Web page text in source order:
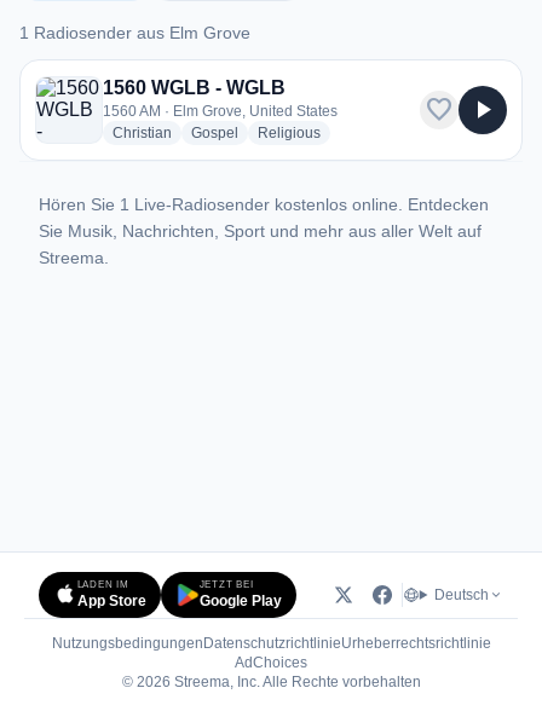
1 Radiosender aus Elm Grove
1 Radiosender aus Elm Grove
1560 WGLB - WGLB
1560 AM · Elm Grove, United States
Christian radio stations
Gospel radio stations
Religiousradio stations
favorite play_arrow
Hören Sie 1 Live-Radiosender kostenlos online. Entdecken
Sie Musik, Nachrichten, Sport und mehr aus aller Welt auf
Streema.
LADEN IM
App Store
JETZT BEI
Google Play Deutsch
Nutzungsbedingungen DatenschutzrichtlinieUrheberrechtsrichtlinie
AdChoices(öffnet in neuem Tab)
© 2026 Streema, Inc. Alle Rechte vorbehalten